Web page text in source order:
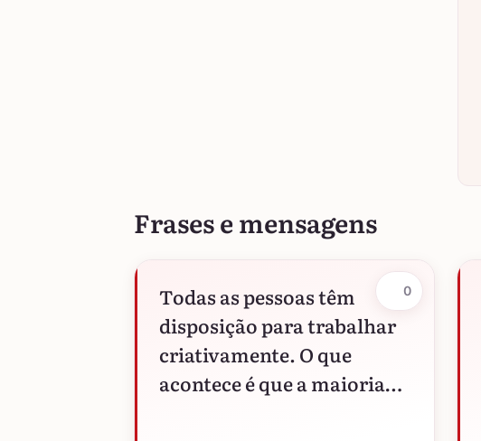
Frases e mensagens
Todas as pessoas têm
disposição para trabalhar
criativamente. O que
acontece é que a maioria
0